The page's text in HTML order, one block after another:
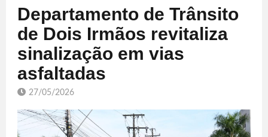
Departamento de Trânsito
de Dois Irmãos revitaliza
sinalização em vias
asfaltadas
27/05/2026